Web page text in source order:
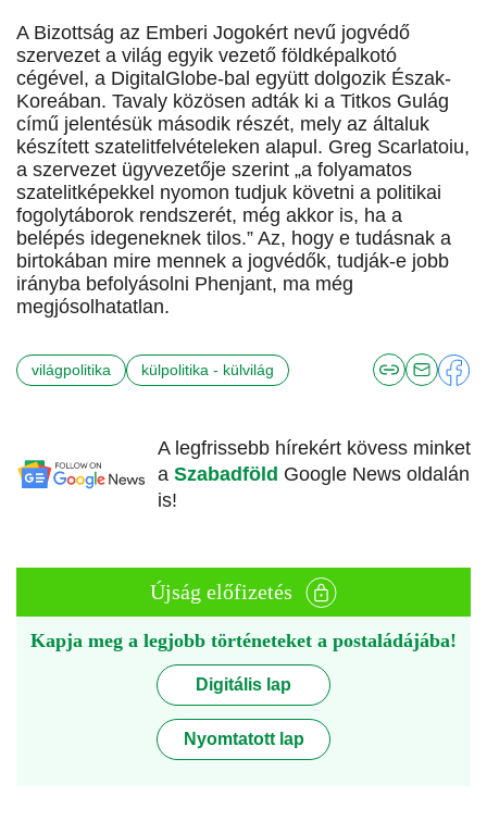
A Bizottság az Emberi Jogokért nevű jogvédő
szervezet a világ egyik vezető földképalkotó
cégével, a DigitalGlobe-bal együtt dolgozik Észak-
Koreában. Tavaly közösen adták ki a Titkos Gulág
című jelentésük második részét, mely az általuk
készített szatelitfelvételeken alapul. Greg Scarlatoiu,
a szervezet ügyvezetője szerint „a folyamatos
szatelitképekkel nyomon tudjuk követni a politikai
fogolytáborok rendszerét, még akkor is, ha a
belépés idegeneknek tilos.” Az, hogy e tudásnak a
birtokában mire mennek a jogvédők, tudják-e jobb
irányba befolyásolni Phenjant, ma még
megjósolhatatlan.
világpolitika külpolitika - külvilág
A legfrissebb hírekért kövess minket
a Szabadföld Google News oldalán
is!
Újság előfizetés
Kapja meg a legjobb történeteket a postaládájába!
Digitális lap
Nyomtatott lap